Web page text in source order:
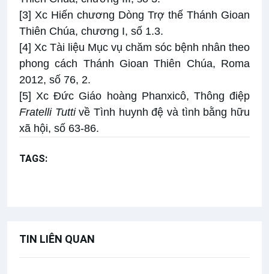
[3] Xc Hiến chương Dòng Trợ thế Thánh Gioan
Thiên Chúa, chương I, số 1.3.
[4] Xc Tài liệu Mục vụ chăm sóc bệnh nhân theo
phong cách Thánh Gioan Thiên Chúa, Roma
2012, số 76, 2.
[5] Xc Đức Giáo hoàng Phanxicô, Thông điệp
Fratelli Tuttivề Tình huynh đệ và tình bằng hữu
xã hội, số 63-86.
TAGS:
TIN LIÊN QUAN